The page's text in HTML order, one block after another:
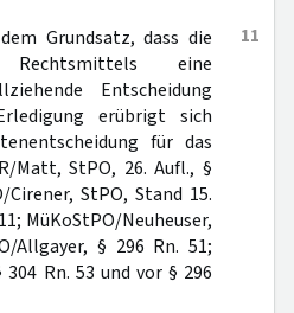
11
Grundsatz, dass die
eine
Entscheidung
erübrigt sich
für das
Matt, StPO, 26. Aufl., §
Cirener, StPO, Stand 15.
MüKoStPO/Neuheuser,
Allgayer, § 296 Rn. 51;
Rn. 53 und vor § 296